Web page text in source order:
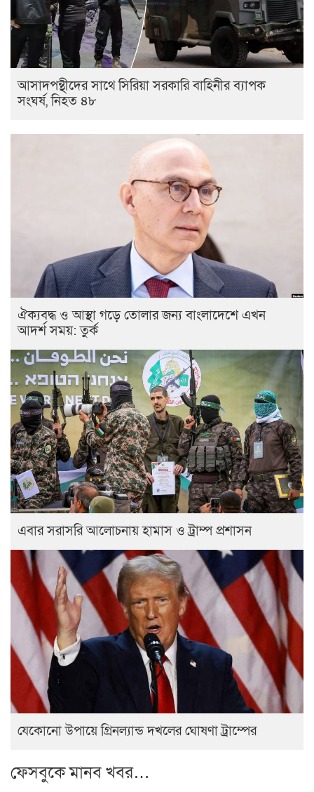
আসাদপন্থীদের সাথে সিরিয়া সরকারি বাহিনীর ব্যাপক
সংঘর্ষ, নিহত ৪৮
ঐক্যবদ্ধ ও আস্থা গড়ে তোলার জন্য বাংলাদেশে এখন
আদর্শ সময়: তুর্ক
এবার সরাসরি আলোচনায় হামাস ও ট্রাম্প প্রশাসন
যেকোনো উপায়ে গ্রিনল্যান্ড দখলের ঘোষণা ট্রাম্পের
ফেসবুকে মানব খবর…